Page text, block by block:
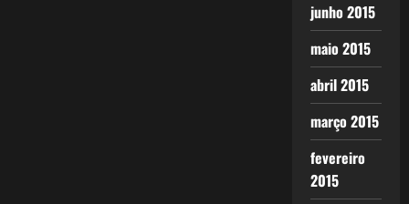
junho 2015
maio 2015
abril 2015
março 2015
fevereiro
2015